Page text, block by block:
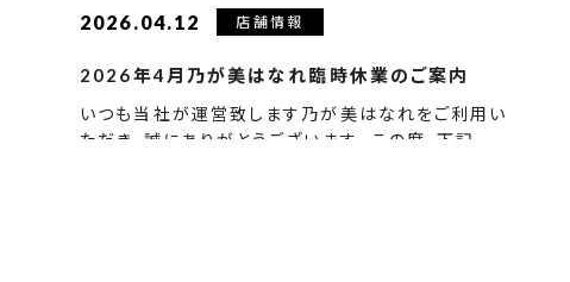
2026.04.12 店舗情報
2026年4月乃が美はなれ臨時休業のご案内
いつも当社が運営致します乃が美はなれをご利用い
ただき、誠にありがとうございます。 この度、下記…